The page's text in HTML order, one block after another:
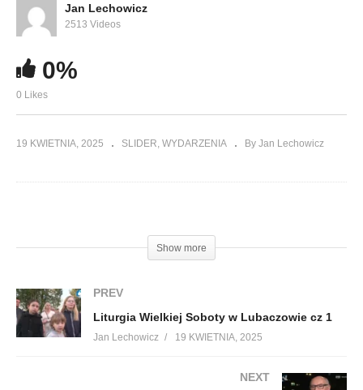
Jan Lechowicz
2513 Videos
0%
0 Likes
19 KWIETNIA, 2025 SLIDER WYDARZENIA By Jan Lechowicz
Show more
PREV
Liturgia Wielkiej Soboty w Lubaczowie cz 1
Jan Lechowicz 19 KWIETNIA, 2025
NEXT